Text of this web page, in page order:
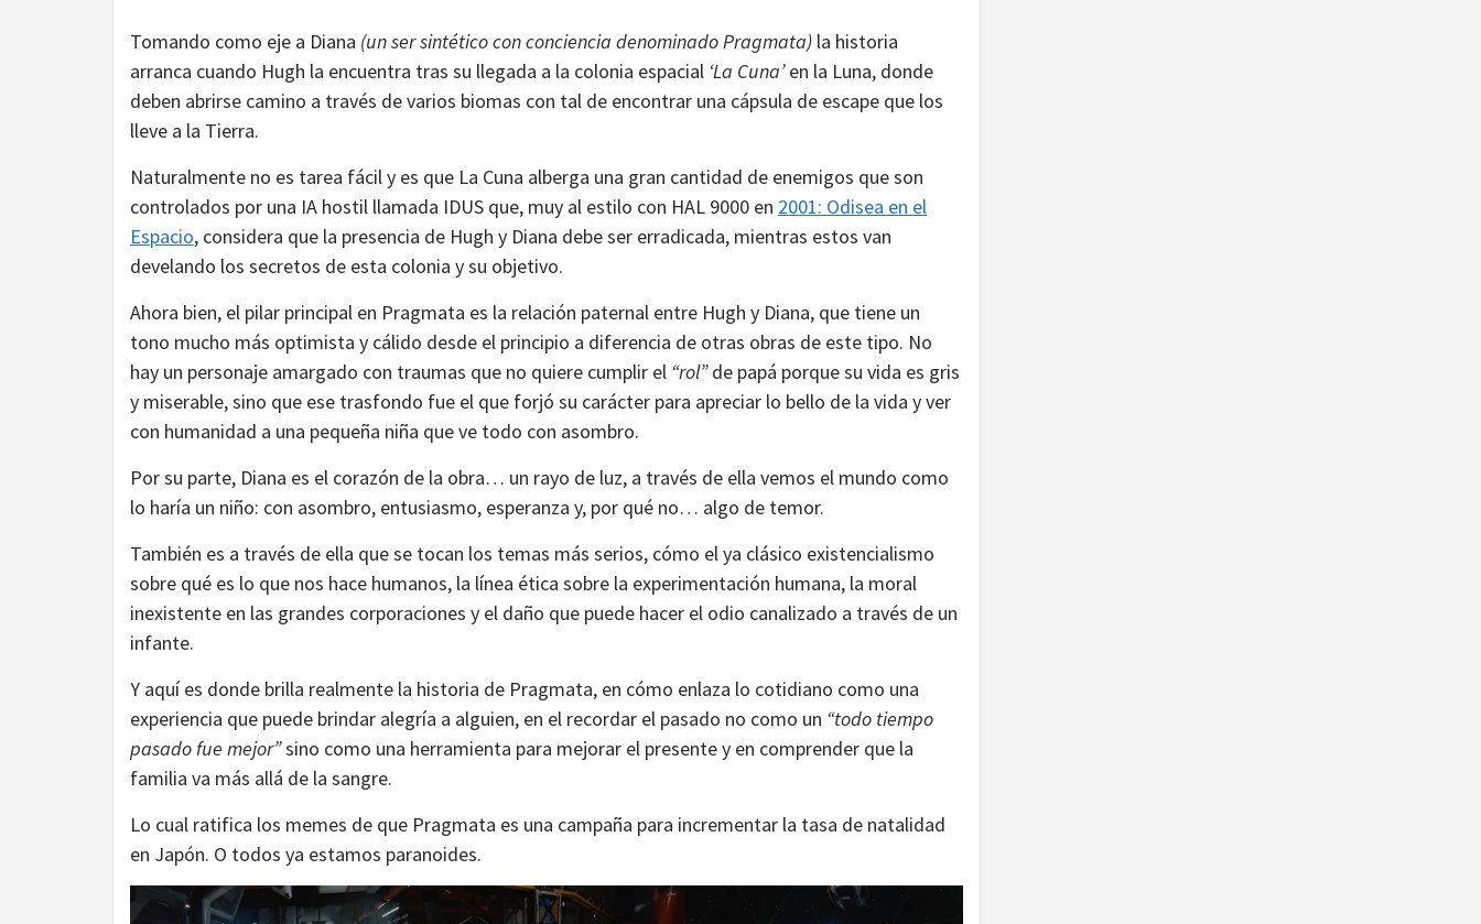
Tomando como eje a Diana (un ser sintético con conciencia denominado Pragmata) la historia
arranca cuando Hugh la encuentra tras su llegada a la colonia espacial ‘La Cuna’en la Luna, donde
deben abrirse camino a través de varios biomas con tal de encontrar una cápsula de escape que los
lleve a la Tierra.
Naturalmente no es tarea fácil y es que La Cuna alberga una gran cantidad de enemigos que son
controlados por una IA hostil llamada IDUS que, muy al estilo con HAL 9000 en 2001: Odisea en el
Espacio, considera que la presencia de Hugh y Diana debe ser erradicada, mientras estos van
develando los secretos de esta colonia y su objetivo.
Ahora bien, el pilar principal en Pragmata es la relación paternal entre Hugh y Diana, que tiene un
tono mucho más optimista y cálido desde el principio a diferencia de otras obras de este tipo. No
hay un personaje amargado con traumas que no quiere cumplir el “rol”de papá porque su vida es gris
y miserable, sino que ese trasfondo fue el que forjó su carácter para apreciar lo bello de la vida y ver
con humanidad a una pequeña niña que ve todo con asombro.
Por su parte, Diana es el corazón de la obra… un rayo de luz, a través de ella vemos el mundo como
lo haría un niño: con asombro, entusiasmo, esperanza y, por qué no… algo de temor.
También es a través de ella que se tocan los temas más serios, cómo el ya clásico existencialismo
sobre qué es lo que nos hace humanos, la línea ética sobre la experimentación humana, la moral
inexistente en las grandes corporaciones y el daño que puede hacer el odio canalizado a través de un
infante.
Y aquí es donde brilla realmente la historia de Pragmata, en cómo enlaza lo cotidiano como una
experiencia que puede brindar alegría a alguien, en el recordar el pasado no como un “todo tiempo
pasado fue mejor”sino como una herramienta para mejorar el presente y en comprender que la
familia va más allá de la sangre.
Lo cual ratifica los memes de que Pragmata es una campaña para incrementar la tasa de natalidad
en Japón. O todos ya estamos paranoides.